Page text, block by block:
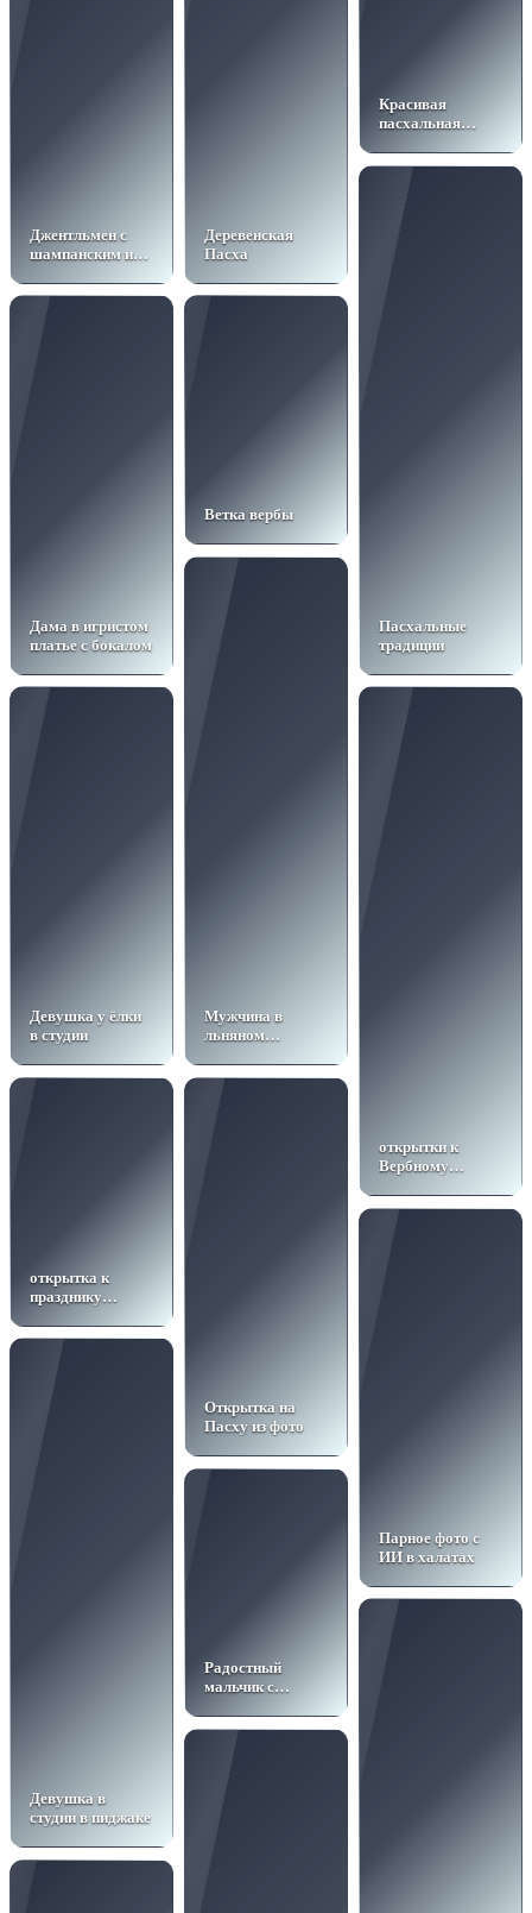
Деревенская
Пасха
Джентльмен с
шампанским и
Красивая
пасхальная
Пасхальные
традиции
Дама в игристом
платье с бокалом
Ветка вербы
Мужчина в
льняном
Девушка у ёлки
в студии
открытки к
Вербному
открытка к
празднику
воскресенья
Открытка на
Пасху из фото
Парное фото с
ИИ в халатах
Девушка в
студии в пиджаке
Радостный
мальчик с